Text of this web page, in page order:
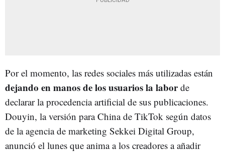
Por el momento, las redes sociales más utilizadas están
dejando en manos de los usuarios la laborde
declarar la procedencia artificial de sus publicaciones.
Douyin, la versión para China de TikTok según datos
de la agencia de marketing Sekkei Digital Group,
anunció el lunes que anima a los creadores a añadir